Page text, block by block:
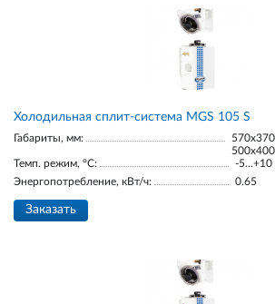
Холодильная сплит-система MGS 105 S
Габариты, мм:
Темп. режим, °С:
-5...+10
Энергопотребление, кВт/ч:
0.65
Заказать